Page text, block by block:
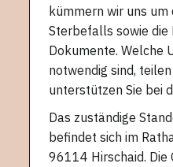
kümmern wir uns um
Sterbefalls sowie
Dokumente. Welche
notwendig sind,
unterstützen Sie bei
Das zuständige
befindet sich im
96114 Hirschaid. Die